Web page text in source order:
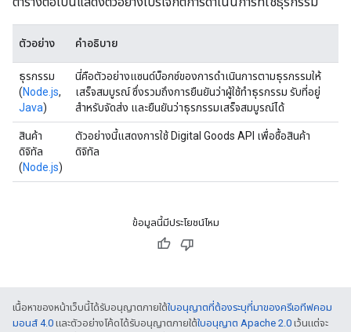
ตัวอย่าง คำอธิบาย
ธุรกรรม
(Node.js,
Java)
นี่คือตัวอย่างแซนด์บ็อกซ์ของการดําเนินการตามธุรกรรมให้
เสร็จสมบูรณ์ ซึ่งรวมถึงการยืนยันว่าผู้ใช้ทําธุรกรรม รับที่อยู่
สําหรับจัดส่ง และยืนยันว่าธุรกรรมเสร็จสมบูรณ์ได้
สินค้า
ดิจิทัล
(Node.js)
ตัวอย่างนี้แสดงการใช้ Digital Goods API เพื่อซื้อสินค้า
ดิจิทัล
ข้อมูลนี้มีประโยชน์ไหม
เนื้อหาของหน้าเว็บนี้ได้รับอนุญาตภายใต้ใบอนุญาตที่ต้องระบุที่มาของครีเอทีฟคอม
มอนส์ 4.0 และตัวอย่างโค้ดได้รับอนุญาตภายใต้ใบอนุญาต Apache 2.0 เว้นแต่จะ